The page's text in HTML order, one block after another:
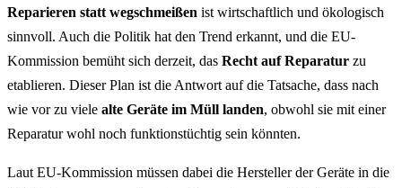
Reparieren statt wegschmeißen ist wirtschaftlich und ökologisch
sinnvoll. Auch die Politik hat den Trend erkannt, und die EU-
Kommission bemüht sich derzeit, das Recht auf Reparatur zu
etablieren. Dieser Plan ist die Antwort auf die Tatsache, dass nach
wie vor zu viele alte Geräte im Müll landen, obwohl sie mit einer
Reparatur wohl noch funktionstüchtig sein könnten.
Laut EU-Kommission müssen dabei die Hersteller der Geräte in die